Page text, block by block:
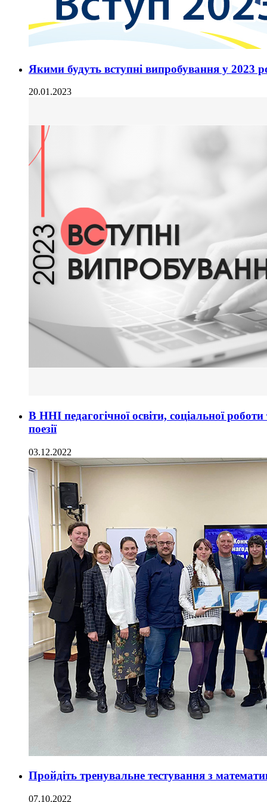
Якими будуть вступні випробування у 2023
20.01.2023
В ННІ педагогічної освіти, соціальної
поезії
03.12.2022
Пройдіть тренувальне тестування з
07.10.2022